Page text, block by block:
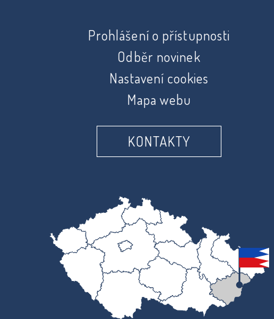
Prohlášení o přístupnosti
Odběr novinek
Nastavení cookies
Mapa webu
KONTAKTY